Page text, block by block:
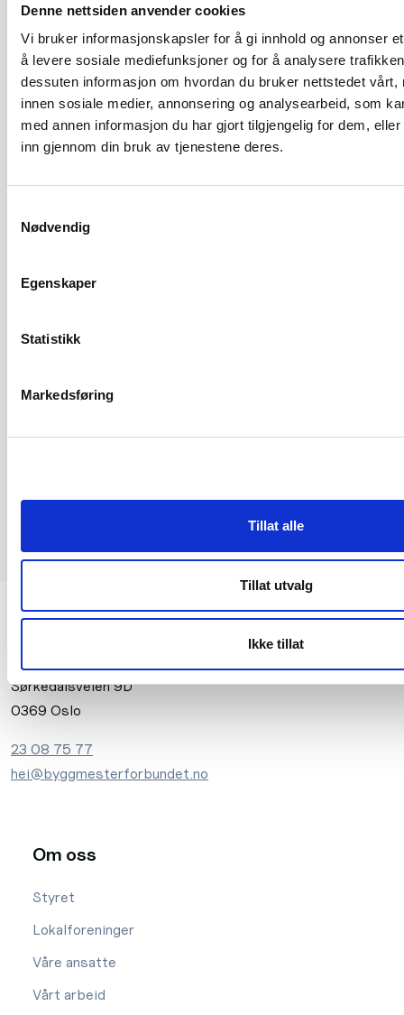
Denne nettsiden anvender cookies
Vi bruker informasjonskapsler for å gi innhold og annonser
å levere sosiale mediefunksjoner og for å analysere
dessuten informasjon om hvordan du bruker nettstedet vårt,
innen sosiale medier, annonsering og analysearbeid, som
med annen informasjon du har gjort tilgjengelig for dem,
inn gjennom din bruk av tjenestene deres.
Nødvendig
Egenskaper
Statistikk
Markedsføring
Tillat alle
Tillat utvalg
Ikke tillat
Kontroll
Eksamen
Målgruppe
Utførende tømrer, maler og murer, prosjekterende,
kontrollerende og takstmenn
samt de tekniske og bygningsfysiske utfordringene i
En dag + elektronisk eksamen (eksamen kan tas hjemme).
For å gjennomføre eksamen og få sertifikat må
Sørkedalsveien 9D
0369 Oslo
23 08 75 77
hei@byggmesterforbundet.no
Om oss
Styret
Lokalforeninger
Våre ansatte
Vårt arbeid